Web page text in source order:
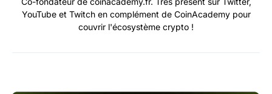
YouTube et Twitch en complément de CoinAcademy pour
couvrir l'écosystème crypto !